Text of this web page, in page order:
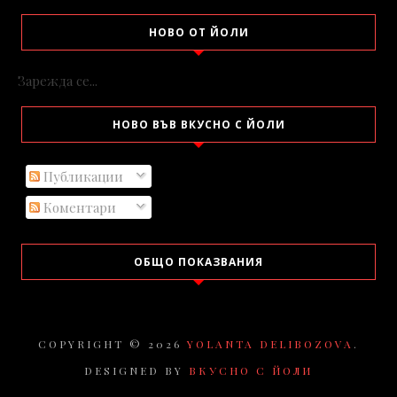
НОВО ОТ ЙОЛИ
Зарежда се...
НОВО ВЪВ ВКУСНО С ЙОЛИ
Публикации
Коментари
ОБЩО ПОКАЗВАНИЯ
COPYRIGHT © 2026 YOLANTA DELIBOZOVA .
DESIGNED BY ВКУСНО С ЙОЛИ